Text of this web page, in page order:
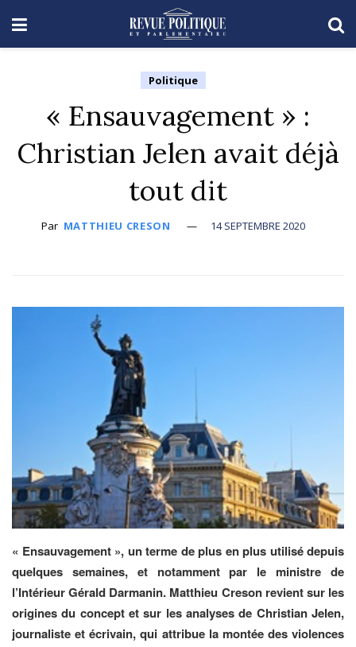
Politique
« Ensauvagement » :
Christian Jelen avait déjà
tout dit
Par MATTHIEU CRESON 14 SEPTEMBRE 2020
« Ensauvagement », un terme de plus en plus utilisé depuis
quelques semaines, et notamment par le ministre de
l’Intérieur Gérald Darmanin. Matthieu Creson revient sur les
origines du concept et sur les analyses de Christian Jelen,
journaliste et écrivain, qui attribue la montée des violences